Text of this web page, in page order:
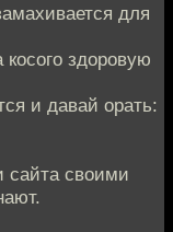
для
здоровую
и давай орать:
сайта своими